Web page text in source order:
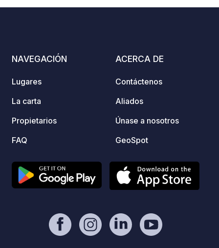
tiempo real y reservar tu plaza, haz clic
"Contacto / Sitio web" de esta ficha.
NAVEGACIÓN
Lugares
La carta
Propietarios
FAQ
ACERCA DE
Contáctenos
Aliados
Únase a nosotros
GeoSpot